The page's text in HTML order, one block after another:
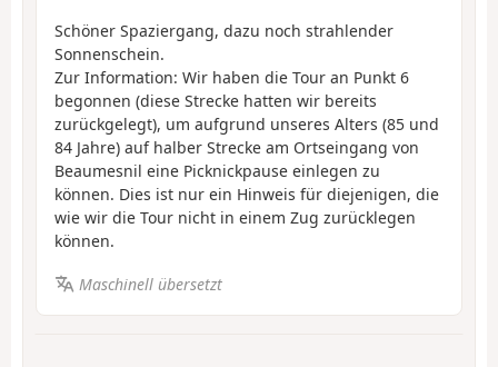
Schöner Spaziergang, dazu noch strahlender
Sonnenschein.
Zur Information: Wir haben die Tour an Punkt 6
begonnen (diese Strecke hatten wir bereits
zurückgelegt), um aufgrund unseres Alters (85 und
84 Jahre) auf halber Strecke am Ortseingang von
Beaumesnil eine Picknickpause einlegen zu
können. Dies ist nur ein Hinweis für diejenigen, die
wie wir die Tour nicht in einem Zug zurücklegen
können.
Maschinell übersetzt